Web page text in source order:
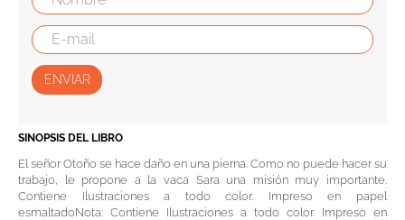
ENVIAR
SINOPSIS DEL LIBRO
El señor Otoño se hace daño en una pierna. Como no puede hacer su
trabajo, le propone a la vaca Sara una misión muy importante.
Contiene Ilustraciones a todo color. Impreso en papel
esmaltadoNota: Contiene Ilustraciones a todo color. Impreso en